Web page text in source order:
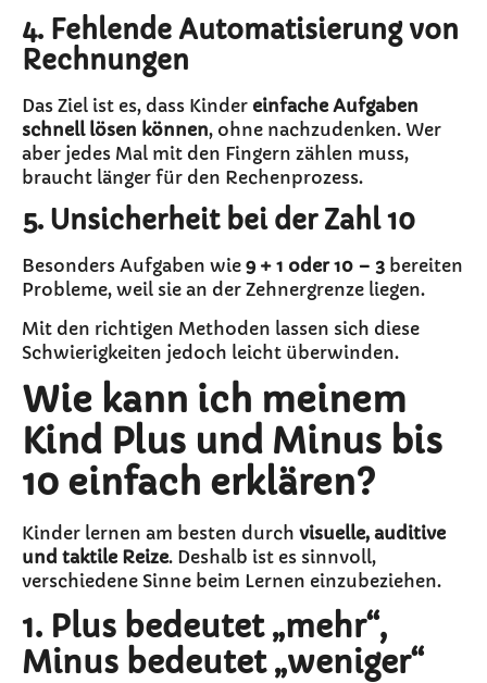
4. Fehlende Automatisierung von
Rechnungen
Das Ziel ist es, dass Kinder einfache Aufgaben
schnell lösen können, ohne nachzudenken. Wer
aber jedes Mal mit den Fingern zählen muss,
braucht länger für den Rechenprozess.
5. Unsicherheit bei der Zahl 10
Besonders Aufgaben wie 9 + 1 oder 10 – 3 bereiten
Probleme, weil sie an der Zehnergrenze liegen.
Mit den richtigen Methoden lassen sich diese
Schwierigkeiten jedoch leicht überwinden.
Wie kann ich meinem
Kind Plus und Minus bis
10 einfach erklären?
Kinder lernen am besten durch visuelle, auditive
und taktile Reize. Deshalb ist es sinnvoll,
verschiedene Sinne beim Lernen einzubeziehen.
1. Plus bedeutet „mehr“,
Minus bedeutet „weniger“